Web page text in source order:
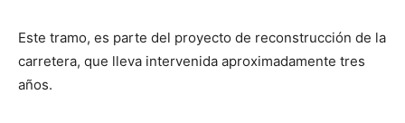
Este tramo, es parte del proyecto de reconstrucción de la
carretera, que lleva intervenida aproximadamente tres
años.